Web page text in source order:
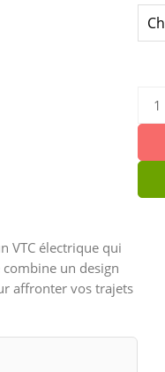
VTC électrique qui
combine un design
affronter vos trajets